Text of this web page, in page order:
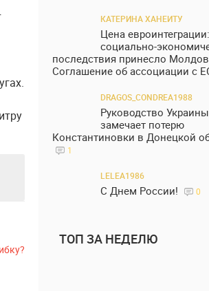
КАТЕРИНА ХАНЕИТУ
Цена
социально-
последствия принесло
Соглашение об ассоциации с
DRAGOS_CONDREA1988
Руководство
замечает потерю
Константиновки в Донецкой
1
LELEA1986
С Днем России! 0
ТОП ЗА НЕДЕЛЮ